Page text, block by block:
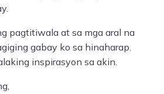
pagtitiwala at sa mga aral na
gabay ko sa hinaharap.
inspirasyon sa akin.